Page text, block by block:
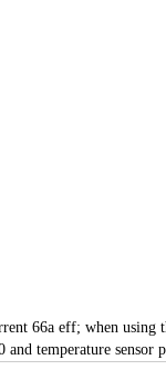
66a eff; when using
temperature sensor